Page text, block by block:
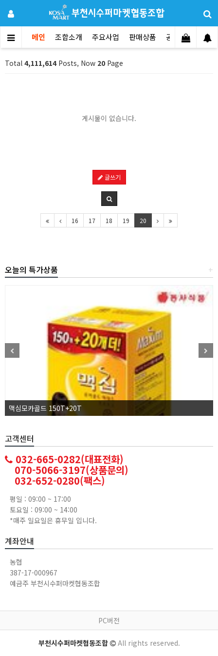
메인 조합소개 주요사업 판매상품 공지사항 문
Total 4,111,614Posts, Now 20 Page
게시물이 없습니다.
글쓰기
16 17 18 19 20
+
오늘의 특가상품
맥심모카골드 150T+20T
고객센터
032-665-0282(대표전화)
070-5066-3197(상품문의)
032-652-0280(팩스)
평일 : 09:00 ~ 17:00
토요일 : 09:00 ~ 14:00
*매주 일요일은 휴무일 입니다.
계좌안내
농협
387-17-000967
예금주 부천시수퍼마켓협동조합
PC버전
부천시수퍼마켓협동조합 All rights reserved.